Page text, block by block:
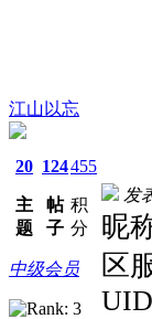
江山以忘
20
主
题
124
帖
子
455
积
分
中级会员
发
昵
区